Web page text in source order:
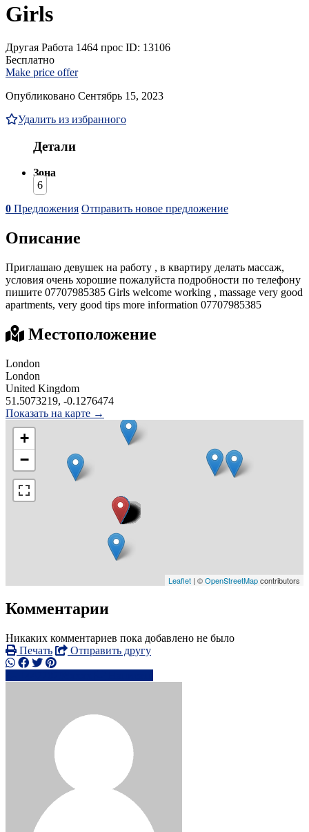
Girls
Другая Работа 1464 прос ID: 13106
Бесплатно
Make price offer
Опубликовано Сентябрь 15, 2023
Удалить из избранного
Детали
Зона
6
0 Предложения Отправить новое предложение
Описание
Приглашаю девушек на работу , в квартиру делать массаж,
условия очень хорошие пожалуйста подробности по телефону
пишите 07707985385 Girls welcome working , massage very good
apartments, very good tips more information 07707985385
Местоположение
London
London
United Kingdom
51.5073219, -0.1276474
Показать на карте →
+
−
Leaflet | ©OpenStreetMapcontributors
Комментарии
Никаких комментариев пока добавлено не было
Печать
Отправить другу